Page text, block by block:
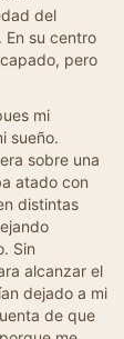
del
En su centro
pero
mi
sueño.
sobre una
atado con
distintas
Sin
alcanzar el
dejado a mi
de que